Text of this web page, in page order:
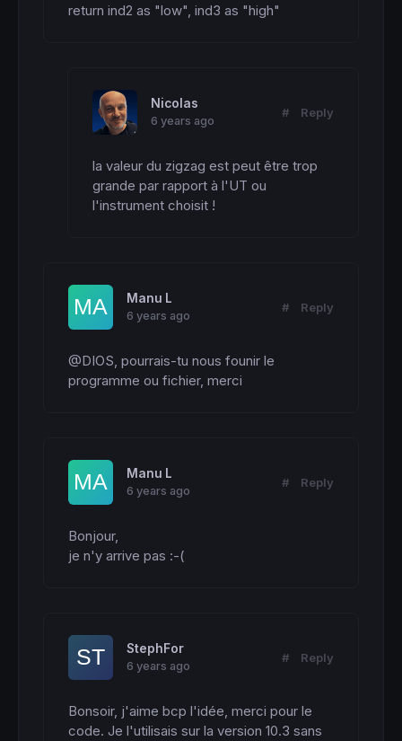
return ind2 as "low", ind3 as "high"
Nicolas
6 years ago
# Reply
la valeur du zigzag est peut être trop
grande par rapport à l'UT ou
l'instrument choisit !
Manu L
6 years ago
# Reply
@DIOS, pourrais-tu nous founir le
programme ou fichier, merci
Manu L
6 years ago
# Reply
Bonjour,
je n'y arrive pas :-(
StephFor
6 years ago
# Reply
Bonsoir, j'aime bcp l'idée, merci pour le
code. Je l'utilisais sur la version 10.3 sans